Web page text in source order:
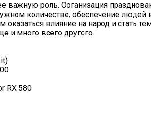
важную роль. Организация
количестве, обеспечение людей
влияние на народ и стать
и много всего другого.
RX 580